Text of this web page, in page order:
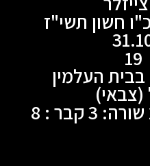
חשון תשי"ז
העלמין